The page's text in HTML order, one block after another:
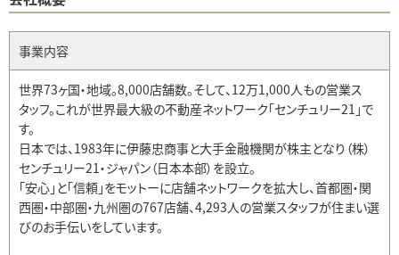
事業内容
世界73ヶ国・地域。8,000店舗数。そして、12万1,000人もの営業ス
タッフ。これが世界最大級の不動産ネットワーク「センチュリー21」で
す。
日本では、1983年に伊藤忠商事と大手金融機関が株主となり（株）
センチュリー21・ジャパン（日本本部）を設立。
「安心」と「信頼」をモットーに店舗ネットワークを拡大し、首都圏・関
西圏・中部圏・九州圏の767店舗、4,293人の営業スタッフが住まい選
びのお手伝いをしています。